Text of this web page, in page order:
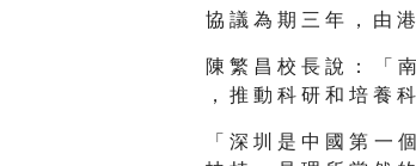
協 議 為 期 三 年 ， 由
陳 繁 昌 校 長 說 ： 「
， 推 動 科 研 和 培 養 科
「 深 圳 是 中 國 第 一